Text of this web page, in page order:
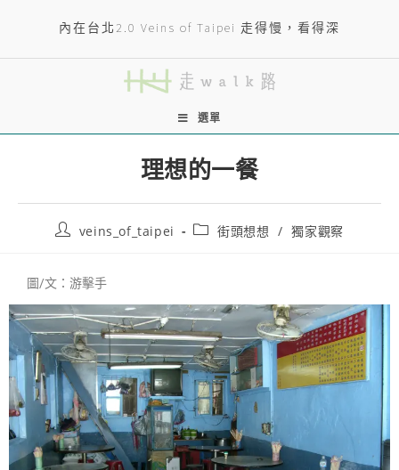
內在台北2.0 Veins of Taipei 走得慢，看得深
選單
理想的一餐
veins_of_taipei 街頭想想 / 獨家觀察
圖/文：游擊手